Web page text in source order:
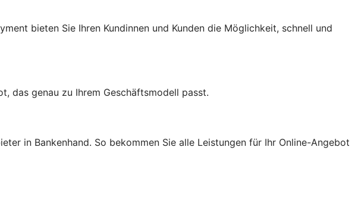
bieten Sie Ihren Kundinnen und Kunden die Möglichkeit, schnell und
das genau zu Ihrem Geschäftsmodell passt.
in Bankenhand. So bekommen Sie alle Leistungen für Ihr Online-Angebot